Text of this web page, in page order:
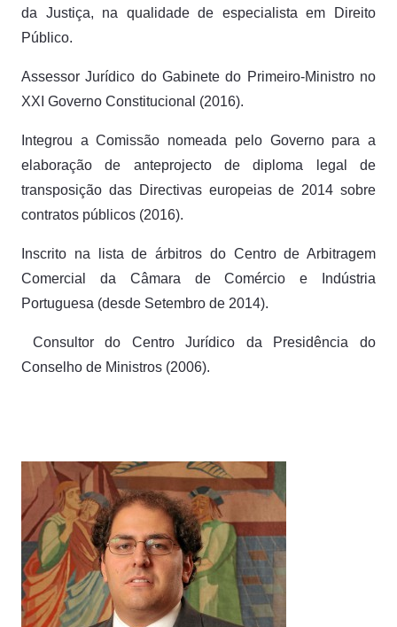
da Justiça, na qualidade de especialista em Direito
Público.
Assessor Jurídico do Gabinete do Primeiro-Ministro no
XXI Governo Constitucional (2016).
Integrou a Comissão nomeada pelo Governo para a
elaboração de anteprojecto de diploma legal de
transposição das Directivas europeias de 2014 sobre
contratos públicos (2016).
Inscrito na lista de árbitros do Centro de Arbitragem
Comercial da Câmara de Comércio e Indústria
Portuguesa (desde Setembro de 2014).
Consultor do Centro Jurídico da Presidência do
Conselho de Ministros (2006).